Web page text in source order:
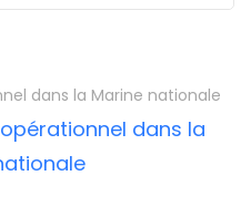
dans la Marine nationale